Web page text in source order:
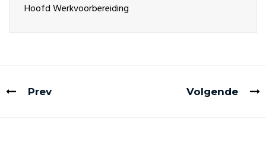
Hoofd Werkvoorbereiding
Prev Volgende